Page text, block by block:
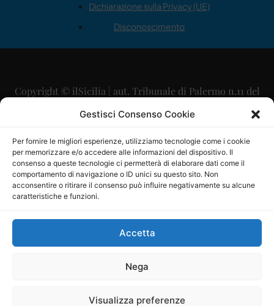
Gestisci Consenso Cookie
Per fornire le migliori esperienze, utilizziamo tecnologie come i cookie
per memorizzare e/o accedere alle informazioni del dispositivo. Il
consenso a queste tecnologie ci permetterà di elaborare dati come il
comportamento di navigazione o ID unici su questo sito. Non
acconsentire o ritirare il consenso può influire negativamente su alcune
caratteristiche e funzioni.
Accetta
Nega
Visualizza preferenze
Dichiarazione sulla Privacy (UE)
Disconoscimento
Copyright © ilSicilia | aut. Tribunale di Palermo n.11 del
29/09/2015
Direttore Editoriale: Maurizio Scaglione
Direttore Responsabile: Maria Calabrese
P.IVA: 06334930820
Mercurio Comunicazione Società Cooperativa a r.l. è
iscritta al Registro degli Operatori di Comunicazione al